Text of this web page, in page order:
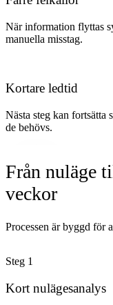
När information flyttas
manuella misstag.
Kortare ledtid
Nästa steg kan fortsätta
de behövs.
Från nuläge
veckor
Processen är byggd för
Steg 1
Kort nulägesanalys